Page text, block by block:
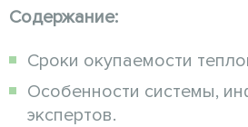
Содержание:
Сроки окупаемости
Особенности системы,
экспертов.